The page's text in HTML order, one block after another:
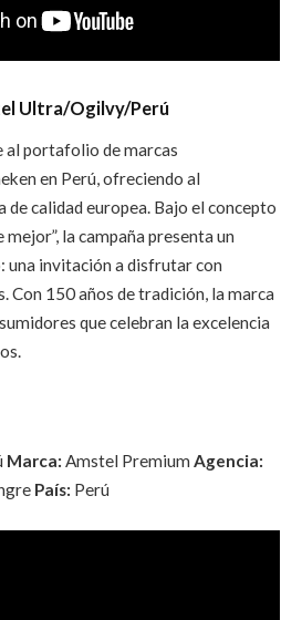
Ultra/Ogilvy/Perú
al portafolio de marcas
en Perú, ofreciendo al
de calidad europea. Bajo el concepto
la campaña presenta un
una invitación a disfrutar con
Con 150 años de tradición, la marca
que celebran la excelencia
Marca: Amstel Premium Agencia:
País: Perú